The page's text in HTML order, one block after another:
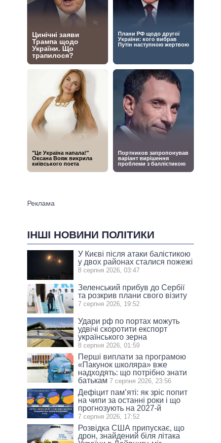
ІНШІ НОВИНИ ПОЛІТИКИ
У Києві після атаки балістикою
у двох районах сталися пожежі
8 серпня 2026, 03:47
Зеленський прибув до Сербії
та розкрив плани свого візиту
7 серпня 2026, 19:52
Удари рф по портах можуть
удвічі скоротити експорт
українського зерна
8 серпня 2026, 01:59
Перші виплати за програмою
«Пакунок школяра» вже
надходять: що потрібно знати
батькам 7 серпня 2026, 23:56
Дефіцит пам’яті: як зріс попит
на чипи за останні роки і що
прогнозують на 2027-й
7 серпня 2026, 17:52
Розвідка США припускає, що
дрон, знайдений біля літака